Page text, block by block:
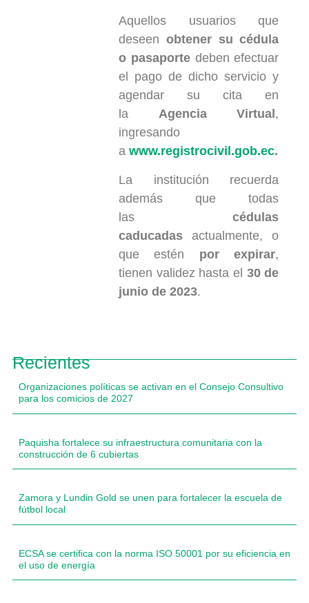
Aquellos usuarios que
deseen obtener su cédula
o pasaportedeben efectuar
el pago de dicho servicio y
agendar su cita en
la Agencia Virtual ,
ingresando
awww.registrocivil.gob.ec.
La institución recuerda
además que todas
lascédulas
caducadas actualmente, o
que estén por expirar,
tienen validez hasta el 30 de
junio de 2023.
Recientes
Organizaciones políticas se activan en el Consejo Consultivo
para los comicios de 2027
Paquisha fortalece su infraestructura comunitaria con la
construcción de 6 cubiertas
Zamora y Lundin Gold se unen para fortalecer la escuela de
fútbol local
ECSA se certifica con la norma ISO 50001 por su eficiencia en
el uso de energía